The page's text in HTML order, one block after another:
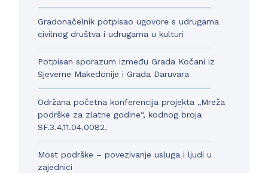
Gradonačelnik potpisao ugovore s udrugama
civilnog društva i udrugama u kulturi
Potpisan sporazum između Grada Kočani iz
Sjeverne Makedonije i Grada Daruvara
Održana početna konferencija projekta „Mreža
podrške za zlatne godine“, kodnog broja
SF.3.4.11.04.0082.
Most podrške – povezivanje usluga i ljudi u
zajednici